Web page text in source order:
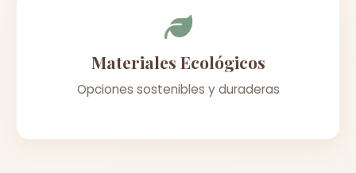
Materiales Ecológicos
Opciones sostenibles y duraderas